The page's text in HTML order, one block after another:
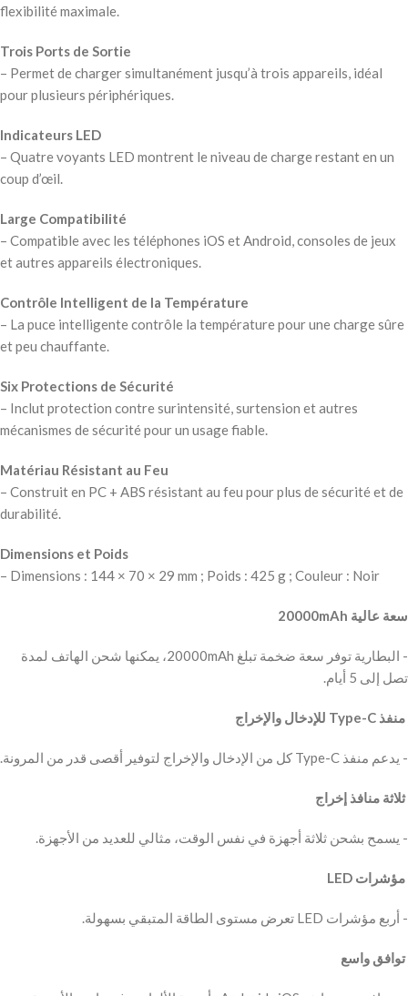
flexibilité maximale.
Trois Ports de Sortie
– Permet de charger simultanément jusqu’à trois appareils, idéal
pour plusieurs périphériques.
Indicateurs LED
– Quatre voyants LED montrent le niveau de charge restant en un
coup d’œil.
Large Compatibilité
– Compatible avec les téléphones iOS et Android, consoles de jeux
et autres appareils électroniques.
Contrôle Intelligent de la Température
– La puce intelligente contrôle la température pour une charge sûre
et peu chauffante.
Six Protections de Sécurité
– Inclut protection contre surintensité, surtension et autres
mécanismes de sécurité pour un usage fiable.
Matériau Résistant au Feu
– Construit en PC + ABS résistant au feu pour plus de sécurité et de
durabilité.
Dimensions et Poids
– Dimensions : 144 × 70 × 29 mm ; Poids : 425 g ; Couleur : Noir
‫سعة عالية 20000mAh
‫- البطارية توفر سعة ضخمة تبلغ 20000mAh، يمكنها شحن الهاتف لمدة
‫ منفذ Type-C للإدخال والإخراج
‫ ثلاثة منافذ إخراج
‫ مؤشرات LED
‫ توافق واسع